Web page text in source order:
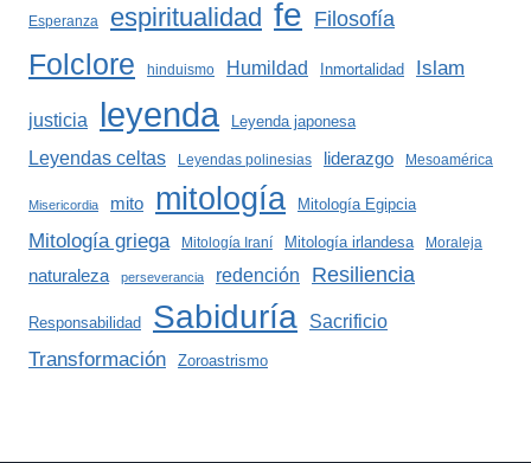
Esperanza espiritualidad fe Filosofía
Folclore hinduismo Humildad Inmortalidad Islam
justicia leyenda Leyenda japonesa
Leyendas celtas Leyendas polinesias liderazgo Mesoamérica
Misericordia mito mitología Mitología Egipcia
Mitología griega Mitología Iraní Mitología irlandesa Moraleja
naturaleza perseverancia redención Resiliencia
Responsabilidad Sabiduría Sacrificio
Transformación Zoroastrismo